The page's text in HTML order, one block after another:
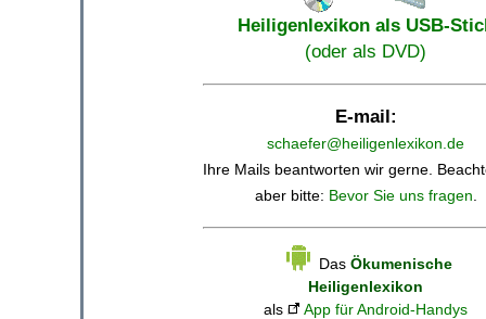
Heiligenlexikon als USB-
(oder als DVD)
E-mail:
schaefer@heiligenlexikon.de
Ihre Mails beantworten wir gerne.
aber bitte: Bevor Sie uns fragen.
Das Ökumenische
Heiligenlexikon
als
App für Android-Handys